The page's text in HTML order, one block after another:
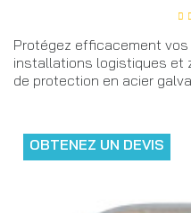
Protégez efficacement
installations logistiques et
de protection en acier
OBTENEZ UN DEVIS